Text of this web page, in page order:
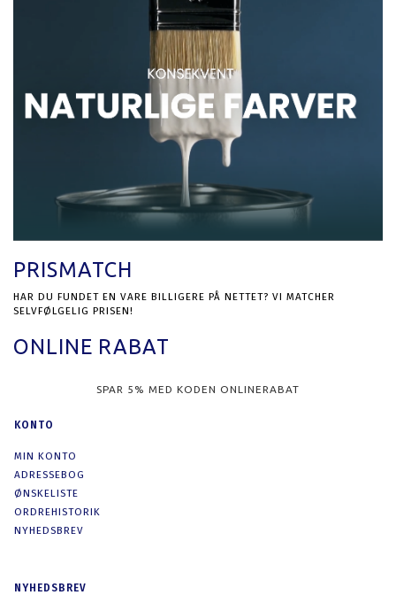
PRISMATCH
HAR DU FUNDET EN VARE BILLIGERE PÅ NETTET? VI MATCHER
SELVFØLGELIG PRISEN!
ONLINE RABAT
SPAR 5% MED KODEN ONLINERABAT
KONTO
MIN KONTO
ADRESSEBOG
ØNSKELISTE
ORDREHISTORIK
NYHEDSBREV
NYHEDSBREV